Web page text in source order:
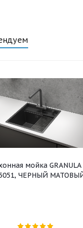
мойка GRANULA
ЧЕРНЫЙ